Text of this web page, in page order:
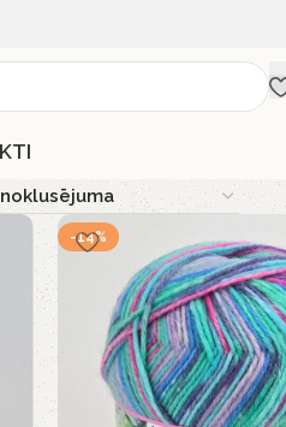
-14%